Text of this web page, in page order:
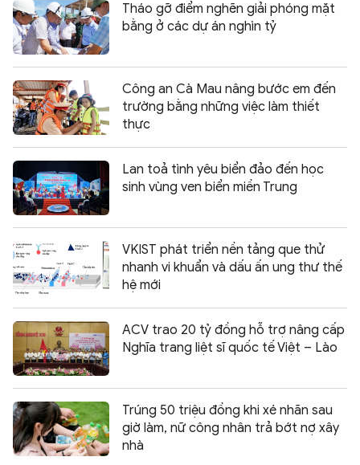
Tháo gỡ điểm nghẽn giải phóng mặt
bằng ở các dự án nghìn tỷ
Công an Cà Mau nâng bước em đến
trường bằng những việc làm thiết
thực
Lan toả tình yêu biển đảo đến học
sinh vùng ven biển miền Trung
VKIST phát triển nền tảng que thử
nhanh vi khuẩn và dấu ấn ung thư thế
hệ mới
ACV trao 20 tỷ đồng hỗ trợ nâng cấp
Nghĩa trang liệt sĩ quốc tế Việt – Lào
Trúng 50 triệu đồng khi xé nhãn sau
giờ làm, nữ công nhân trả bớt nợ xây
nhà